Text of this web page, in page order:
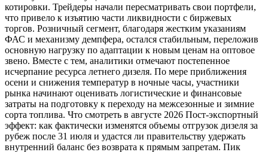
котировки. Трейдеры начали пересматривать свои портфели,
что привело к изъятию части ликвидности с биржевых
торгов. Розничный сегмент, благодаря жестким указаниям
ФАС и механизму демпфера, остался стабильным, переложив
основную нагрузку по адаптации к новым ценам на оптовое
звено. Вместе с тем, аналитики отмечают постепенное
исчерпание ресурса летнего дизеля. По мере приближения
осени и снижения температур в ночные часы, участники
рынка начинают оценивать логистические и финансовые
затраты на подготовку к переходу на межсезонные и зимние
сорта топлива. Что смотреть в августе 2026 Пост-экспортный
эффект: как фактически изменятся объемы отгрузок дизеля за
рубеж после 31 июля и удастся ли правительству удержать
внутренний баланс без возврата к прямым запретам. Пик